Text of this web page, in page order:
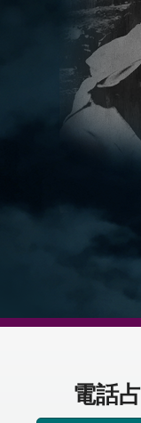
電話